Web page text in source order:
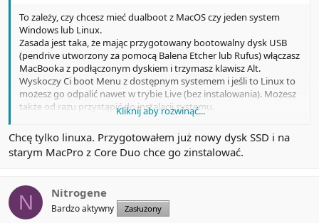
To zależy, czy chcesz mieć dualboot z MacOS czy jeden system
Windows lub Linux.
Zasada jest taka, że mając przygotowany bootowalny dysk USB
(pendrive utworzony za pomocą Balena Etcher lub Rufus) włączasz
MacBooka z podłączonym dyskiem i trzymasz klawisz Alt.
Wyskoczy Ci boot Menu z dostępnym systemem i jeśli to Linux to
możesz go odpalić nawet w trybie Live (bez instalowania). Możesz
także od razu przystąpić do instalacji systemu.
Jedyne zgrzyty mogą dotyczyć konkretnych sterowników do WiFi
lub dźwięku. Ale nie jest to wielki problem bo zazwyczaj szybko
znajdziesz polecenie terminala którym pobierzesz i doinstalujesz
dodatkowe sterowniki. Dlatego dobrze mieć możliwość
WIFi).
Z Windows jest trochę więcej zabawy z szukaniem sterowników, a i
wydajność jest trochę niższa niż Linux.
Kliknij aby rozwinąć...
Chcę tylko linuxa. Przygotowałem już nowy dysk SSD i na
starym MacPro z Core Duo chce go zinstalować.
N Nitrogene
Bardzo aktywny Zasłużony